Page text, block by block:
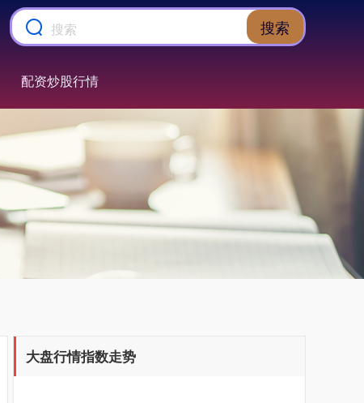
搜索
配资炒股行情
大盘行情指数走势